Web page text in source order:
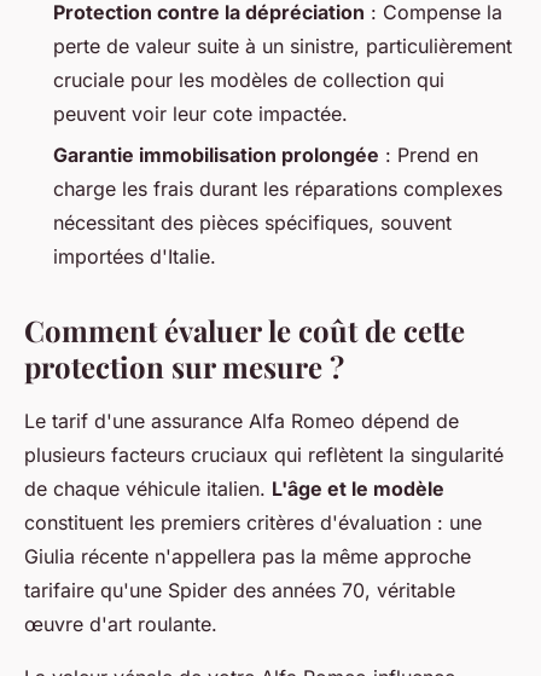
Protection contre la dépréciation : Compense la
perte de valeur suite à un sinistre, particulièrement
cruciale pour les modèles de collection qui
peuvent voir leur cote impactée.
Garantie immobilisation prolongée : Prend en
charge les frais durant les réparations complexes
nécessitant des pièces spécifiques, souvent
importées d'Italie.
Comment évaluer le coût de cette
protection sur mesure ?
Le tarif d'une assurance Alfa Romeo dépend de
plusieurs facteurs cruciaux qui reflètent la singularité
de chaque véhicule italien. L'âge et le modèle
constituent les premiers critères d'évaluation : une
Giulia récente n'appellera pas la même approche
tarifaire qu'une Spider des années 70, véritable
œuvre d'art roulante.